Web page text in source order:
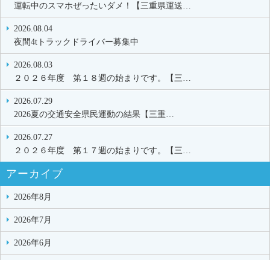
運転中のスマホぜったいダメ！【三重県運送…
2026.08.04
夜間4tトラックドライバー募集中
2026.08.03
２０２６年度 第１８週の始まりです。【三…
2026.07.29
2026夏の交通安全県民運動の結果【三重…
2026.07.27
２０２６年度 第１７週の始まりです。【三…
アーカイブ
2026年8月
2026年7月
2026年6月